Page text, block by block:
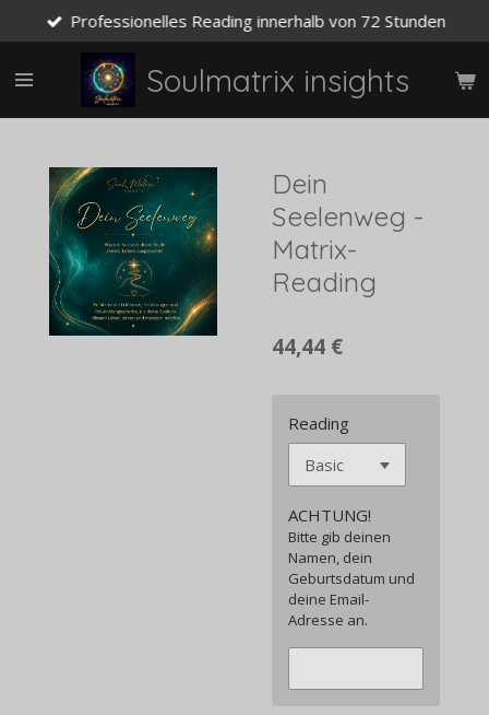
Hauptinhalt
springen
Soulmatrix insights
Professionelles Reading innerhalb von 72 Stunden
Dein
Seelenweg -
Matrix-
Reading
44,44 €
Reading
ACHTUNG!
Bitte gib deinen
Namen, dein
Geburtsdatum und
deine Email-
Adresse an.